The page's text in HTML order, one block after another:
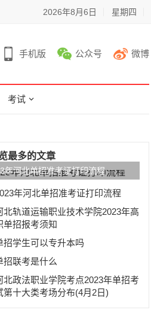
2026年8月6日 星期四
手机版 公众号 微博
考试
最多的文章
年河北单招准考证打印流程
年河北单招准考证打印流程
北轨道运输职业技术学院2023年高
单招报考须知
招学生可以专升本吗
招联考是什么
北政法职业学院考点2023年单招考
第十大类考场分布(4月2日)